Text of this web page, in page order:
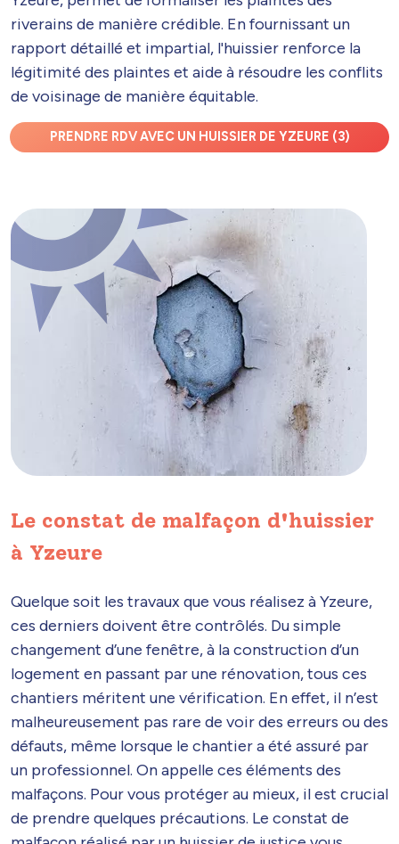
riverains de manière crédible. En fournissant un
rapport détaillé et impartial, l'huissier renforce la
légitimité des plaintes et aide à résoudre les conflits
de voisinage de manière équitable.
PRENDRE RDV AVEC UN HUISSIER DE YZEURE (3)
Le constat de malfaçon d'huissier
à Yzeure
Quelque soit les travaux que vous réalisez à Yzeure,
ces derniers doivent être contrôlés. Du simple
changement d’une fenêtre, à la construction d’un
logement en passant par une rénovation, tous ces
chantiers méritent une vérification. En effet, il n’est
malheureusement pas rare de voir des erreurs ou des
défauts, même lorsque le chantier a été assuré par
un professionnel. On appelle ces éléments des
malfaçons. Pour vous protéger au mieux, il est crucial
de prendre quelques précautions. Le constat de